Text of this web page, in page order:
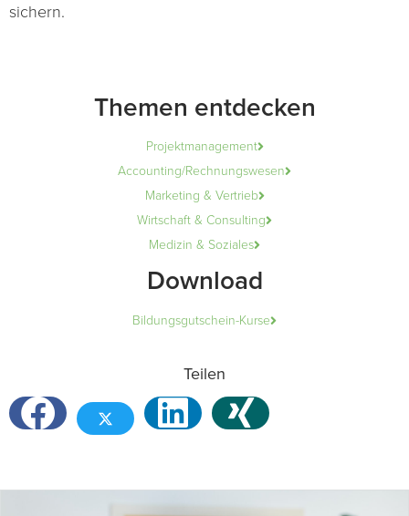
sichern.
Themen entdecken
Projektmanagement
Accounting/Rechnungswesen
Marketing & Vertrieb
Wirtschaft & Consulting
Medizin & Soziales
Download
Bildungsgutschein-Kurse
Teilen